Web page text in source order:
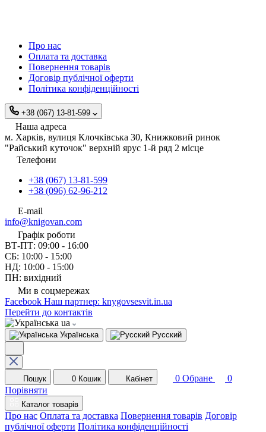
Про нас
Оплата та доставка
Повернення товарів
Договір публічної оферти
Політика конфіденційності
+38 (067) 13-81-599
Наша адреса
м. Харків, вулиця Клочківська 30, Книжковий ринок
"Райський куточок" верхній ярус 1-й ряд 2 місце
Телефони
+38 (067) 13-81-599
+38 (096) 62-96-212
E-mail
info@knigovan.com
Графік роботи
ВТ-ПТ: 09:00 - 16:00
СБ: 10:00 - 15:00
НД: 10:00 - 15:00
ПН: вихідний
Ми в соцмережах
Facebook Наш партнер: knygovsesvit.in.ua
Перейти до контактів
ua
Українська Русский
Пошук 0 Кошик Кабінет 0 Обране
0
Порівняти
Каталог товарів
Про нас Оплата та доставка Повернення товарів Договір
публічної оферти Політика конфіденційності